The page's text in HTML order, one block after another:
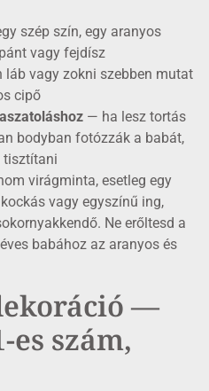
szép szín, egy aranyos
vagy fejdísz
láb vagy zokni szebben mutat
cipő
— ha lesz tortás
bodyban fotózzák a babát,
tisztítani
virágminta, esetleg egy
vagy egyszínű ing,
Ne erőltesd a
babához az aranyos és
—
es szám,